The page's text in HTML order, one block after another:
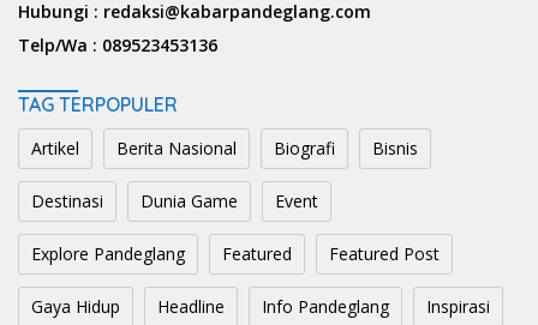
Hubungi : redaksi@kabarpandeglang.com
Telp/Wa : 089523453136
TAG TERPOPULER
Artikel Berita Nasional Biografi Bisnis
Destinasi Dunia Game Event
Explore Pandeglang Featured Featured Post
Gaya Hidup Headline Info Pandeglang Inspirasi